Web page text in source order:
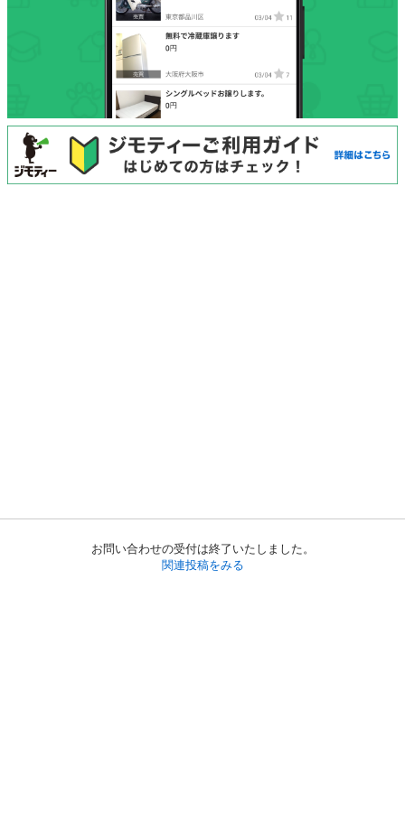
お問い合わせの受付は終了いたしました。
関連投稿をみる